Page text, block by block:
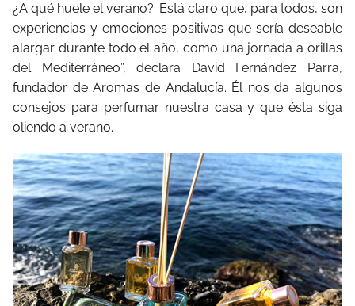
¿A qué huele el verano?. Está claro que, para todos, son
experiencias y emociones positivas que sería deseable
alargar durante todo el año, como una jornada a orillas
del Mediterráneo”, declara David Fernández Parra,
fundador de Aromas de Andalucía. Él nos da algunos
consejos para perfumar nuestra casa y que ésta siga
oliendo a verano.